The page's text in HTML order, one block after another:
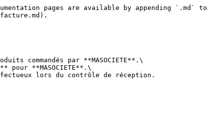
pages are available by appending `.md` to
commandés par **MASOCIETE**.\
pour **MASOCIETE**.\
lors du contrôle de réception.